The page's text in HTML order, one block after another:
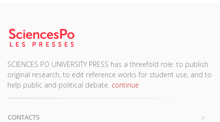
SCIENCES PO UNIVERSITY PRESS has a threefold role: to publish
original research, to edit reference works for student use, and to
help public and political debate. continue
CONTACTS